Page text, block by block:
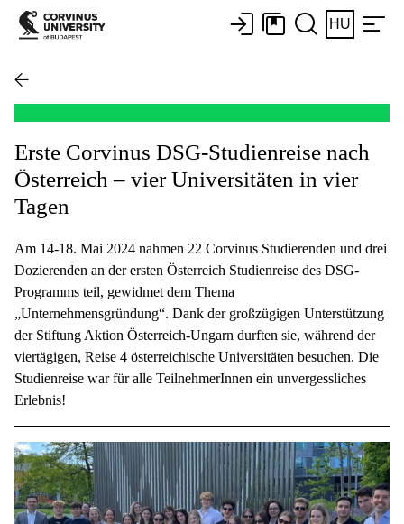
HU
Erste Corvinus DSG-Studienreise nach
Österreich – vier Universitäten in vier
Tagen
Am 14-18. Mai 2024 nahmen 22 Corvinus Studierenden und drei
Dozierenden an der ersten Österreich Studienreise des DSG-
Programms teil, gewidmet dem Thema
„Unternehmensgründung“. Dank der großzügigen Unterstützung
der Stiftung Aktion Österreich-Ungarn durften sie, während der
viertägigen, Reise 4 österreichische Universitäten besuchen. Die
Studienreise war für alle TeilnehmerInnen ein unvergessliches
Erlebnis!